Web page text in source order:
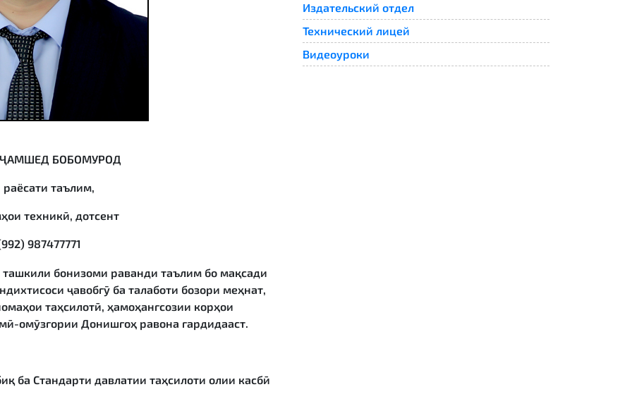
БОБОМУРОД
таълим,
техникӣ, дотсент
987477771
бонизоми раванди таълим бо мақсади
ҷавобгӯ ба талаботи бозори меҳнат,
таҳсилотӣ, ҳамоҳангсозии корҳои
омӯзгории Донишгоҳ равона гардидааст.
ба Стандарти давлатии таҳсилоти олии касбӣ
Издательский отдел
Технический лицей
Видеоуроки